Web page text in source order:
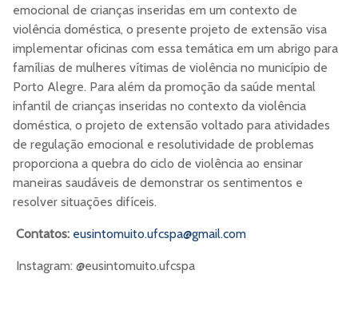
emocional de crianças inseridas em um contexto de
violência doméstica, o presente projeto de extensão visa
implementar oficinas com essa temática em um abrigo para
famílias de mulheres vítimas de violência no município de
Porto Alegre. Para além da promoção da saúde mental
infantil de crianças inseridas no contexto da violência
doméstica, o projeto de extensão voltado para atividades
de regulação emocional e resolutividade de problemas
proporciona a quebra do ciclo de violência ao ensinar
maneiras saudáveis de demonstrar os sentimentos e
resolver situações difíceis.
Contatos: eusintomuito.ufcspa@gmail.com
Instagram: @eusintomuito.ufcspa